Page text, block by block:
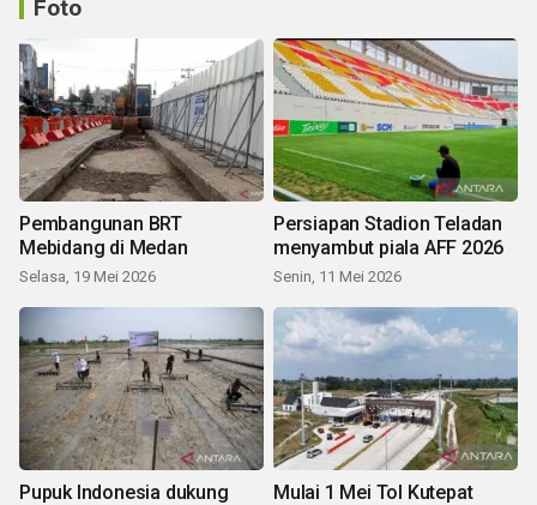
Foto
Pembangunan BRT
Mebidang di Medan
Selasa, 19 Mei 2026
Persiapan Stadion Teladan
menyambut piala AFF 2026
Senin, 11 Mei 2026
Pupuk Indonesia dukung
Mulai 1 Mei Tol Kutepat